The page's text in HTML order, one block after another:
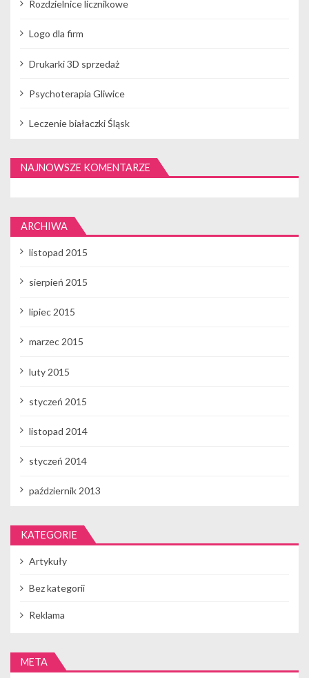
w
p
Rozdzielnice licznikowe
Logo dla firm
Drukarki 3D sprzedaż
Psychoterapia Gliwice
Leczenie białaczki Śląsk
NAJNOWSZE KOMENTARZE
ARCHIWA
listopad 2015
sierpień 2015
lipiec 2015
marzec 2015
luty 2015
styczeń 2015
listopad 2014
styczeń 2014
październik 2013
KATEGORIE
Artykuły
Bez kategorii
Reklama
META